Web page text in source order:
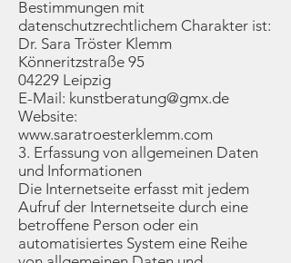
Bestimmungen mit
datenschutzrechtlichem Charakter ist:
Dr. Sara Tröster Klemm
Könneritzstraße 95
04229 Leipzig
E-Mail: kunstberatung@gmx.de
Website:
www.saratroesterklemm.com
3. Erfassung von allgemeinen Daten
und Informationen
Die Internetseite erfasst mit jedem
Aufruf der Internetseite durch eine
betroffene Person oder ein
automatisiertes System eine Reihe